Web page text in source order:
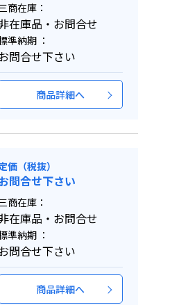
商在庫：
在庫品・お問合せ
準納期 ：
問合せ下さい
商品詳細へ
価（税抜）
問合せ下さい
商在庫：
在庫品・お問合せ
準納期 ：
問合せ下さい
商品詳細へ